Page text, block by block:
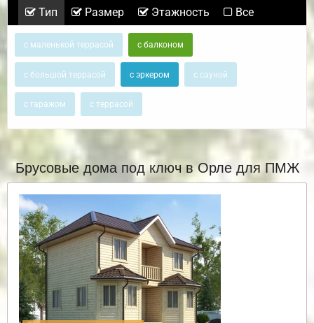
Тип Размер Этажность Все
с маленькой террасой с балконом
с большой террасой с эркером с сауной
с гаражом с террасой
Брусовые дома под ключ в Орле для ПМЖ